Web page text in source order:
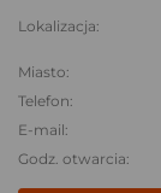
Lokalizacja:
Miasto:
Telefon:
E-mail:
Godz. otwarcia: